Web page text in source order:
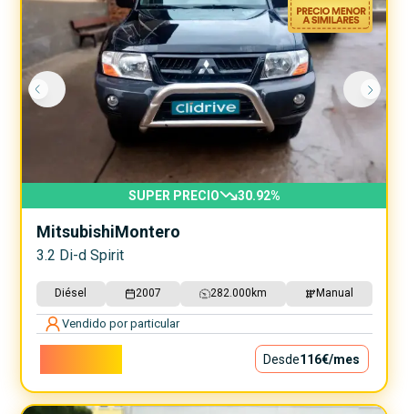
SUPER PRECIO 30.92%
MitsubishiMontero
3.2 Di-d Spirit
Diésel 2007 282.000 km Manual
Vendido por particular
Desde116€/mes